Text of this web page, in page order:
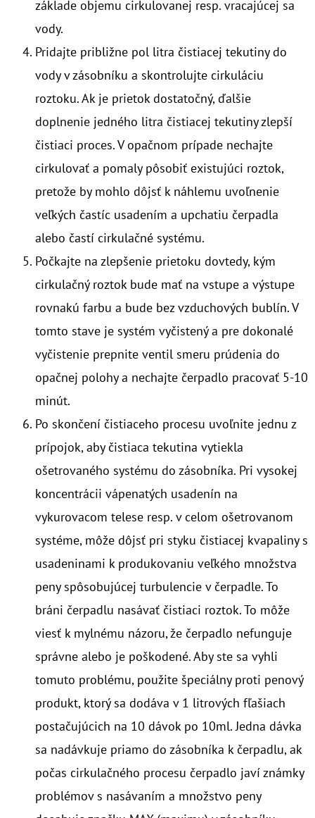
základe objemu cirkulovanej resp. vracajúcej sa
vody.
Pridajte približne pol litra čistiacej tekutiny do
vody v zásobníku a skontrolujte cirkuláciu
roztoku. Ak je prietok dostatočný, ďalšie
doplnenie jedného litra čistiacej tekutiny zlepší
čistiaci proces. V opačnom prípade nechajte
cirkulovať a pomaly pôsobiť existujúci roztok,
pretože by mohlo dôjsť k náhlemu uvoľnenie
veľkých častíc usadením a upchatiu čerpadla
alebo častí cirkulačné systému.
Počkajte na zlepšenie prietoku dovtedy, kým
cirkulačný roztok bude mať na vstupe a výstupe
rovnakú farbu a bude bez vzduchových bublín. V
tomto stave je systém vyčistený a pre dokonalé
vyčistenie prepnite ventil smeru prúdenia do
opačnej polohy a nechajte čerpadlo pracovať 5-10
minút.
Po skončení čistiaceho procesu uvoľnite jednu z
prípojok, aby čistiaca tekutina vytiekla
ošetrovaného systému do zásobníka. Pri vysokej
koncentrácii vápenatých usadenín na
vykurovacom telese resp. v celom ošetrovanom
systéme, môže dôjsť pri styku čistiacej kvapaliny s
usadeninami k produkovaniu veľkého množstva
peny spôsobujúcej turbulencie v čerpadle. To
bráni čerpadlu nasávať čistiaci roztok. To môže
viesť k mylnému názoru, že čerpadlo nefunguje
správne alebo je poškodené. Aby ste sa vyhli
tomuto problému, použite špeciálny proti penový
produkt, ktorý sa dodáva v 1 litrových fľašiach
postačujúcich na 10 dávok po 10ml. Jedna dávka
sa nadávkuje priamo do zásobníka k čerpadlu, ak
počas cirkulačného procesu čerpadlo javí známky
problémov s nasávaním a množstvo peny